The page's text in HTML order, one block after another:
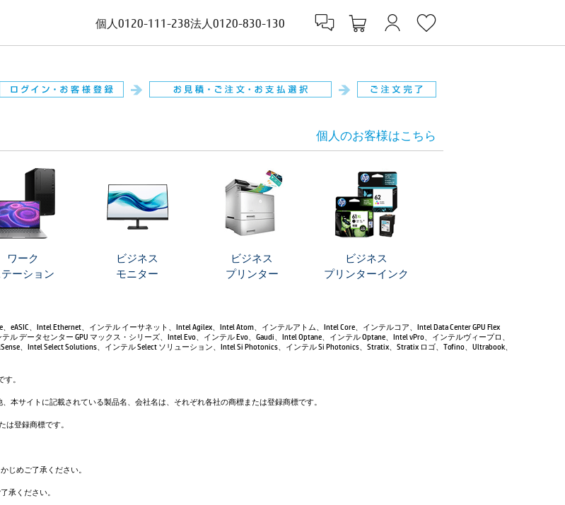
個人 0120-111-238法人 0120-830-130
個人のお客様はこちら
ワーク
テーション
ビジネス
モニター
ビジネス
プリンター
ビジネス
プリンターインク
、Intel Ethernet、インテル イーサネット、Intel Agilex、Intel Atom、インテルアトム、Intel Core、インテルコア、Intel Data Center GPU Flex
ル データセンター GPU マックス・シリーズ、Intel Evo、インテル Evo、Gaudi、Intel Optane、インテル Optane、Intel vPro、インテルヴィープロ、
、Intel Select Solutions、インテル Select ソリューション、Intel Si Photonics、インテル Si Photonics、Stratix、Stratix ロゴ、Tofino、Ultrabook、
。
本サイトに記載されている製品名、会社名は、それぞれ各社の商標または登録商標です。
は登録商標です。
じめご了承ください。
承ください。